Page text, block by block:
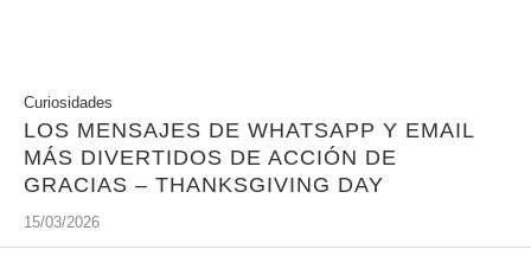
Curiosidades
LOS MENSAJES DE WHATSAPP Y EMAIL
MÁS DIVERTIDOS DE ACCIÓN DE
GRACIAS – THANKSGIVING DAY
15/03/2026